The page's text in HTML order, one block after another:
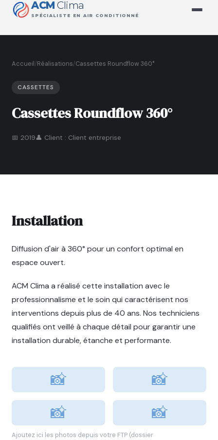
ACM Clima
SPÉCIALISTE EN AIR CONDITIONNÉ
Accueil/Réalisations/Cassettes Roundflow 360°
CASSETTES
Cassettes Roundflow 360°
📅 2019👤 Client : Client entreprise
Installation
Diffusion d'air à 360° pour un confort optimal en
espace ouvert.
ACM Clima a réalisé cette installation avec le
professionnalisme et le soin qui caractérisent nos
interventions depuis plus de 40 ans. Nos techniciens
qualifiés ont veillé à chaque détail pour garantir une
installation durable, étanche et performante.
📸
📸
📸
📸
Ajoutez ici les photos depuis votre FTP (dossier